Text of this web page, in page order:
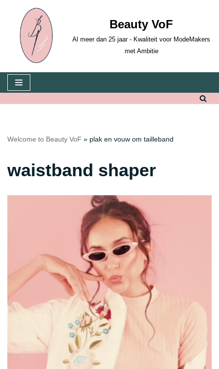
Skip
content
Beauty VoF
Al meer dan 25 jaar - Kwaliteit voor ModeMakers
met Ambitie
Welcome to Beauty VoF » plak en vouw om tailleband
waistband shaper